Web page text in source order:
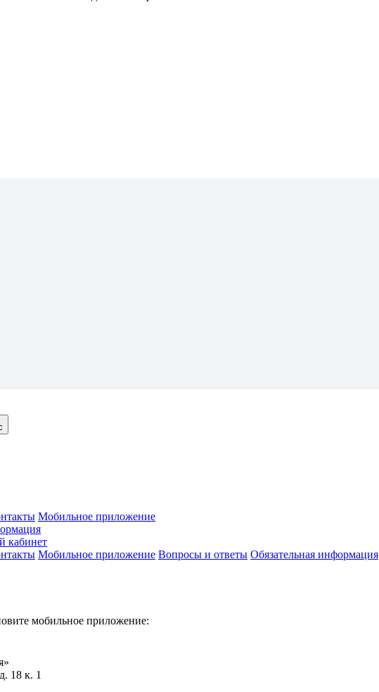
Мобильное приложение
кабинет
Мобильное приложение Вопросы и ответы Обязательная информация
мобильное приложение:
18 к. 1